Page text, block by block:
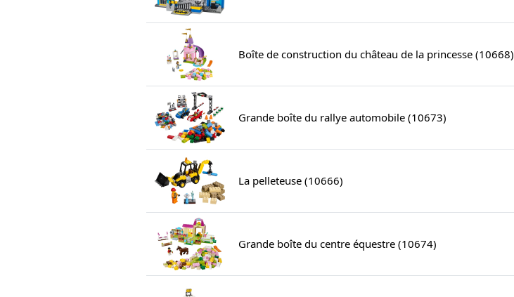
Boîte de construction du château de la princesse (10668)
Grande boîte du rallye automobile (10673)
La pelleteuse (10666)
Grande boîte du centre équestre (10674)